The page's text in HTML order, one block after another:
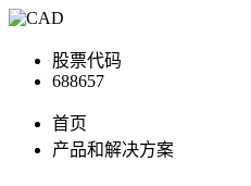
股票代码
688657
首页
产品和解决方案